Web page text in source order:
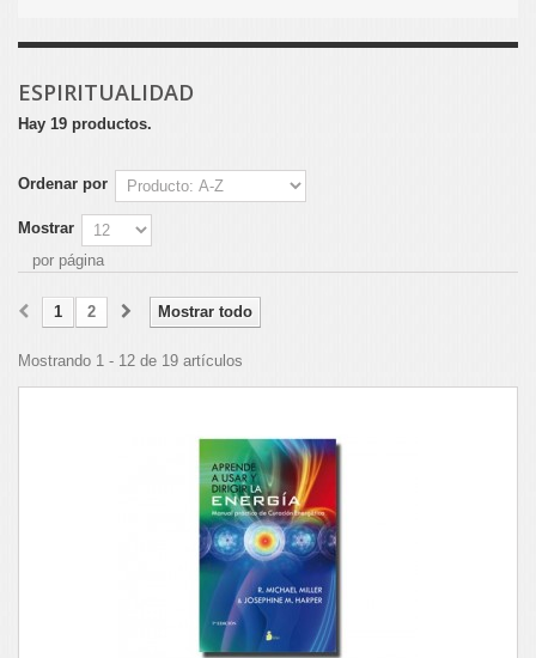
ESPIRITUALIDAD
Hay 19 productos.
Ordenar por
Mostrar
por página
Mostrar todo
1 2
Mostrando 1 - 12 de 19 artículos